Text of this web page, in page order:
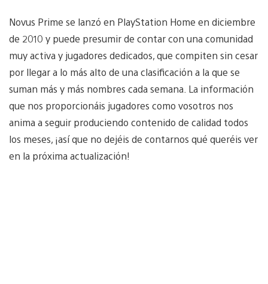
Novus Prime se lanzó en PlayStation Home en diciembre
de 2010 y puede presumir de contar con una comunidad
muy activa y jugadores dedicados, que compiten sin cesar
por llegar a lo más alto de una clasificación a la que se
suman más y más nombres cada semana. La información
que nos proporcionáis jugadores como vosotros nos
anima a seguir produciendo contenido de calidad todos
los meses, ¡así que no dejéis de contarnos qué queréis ver
en la próxima actualización!